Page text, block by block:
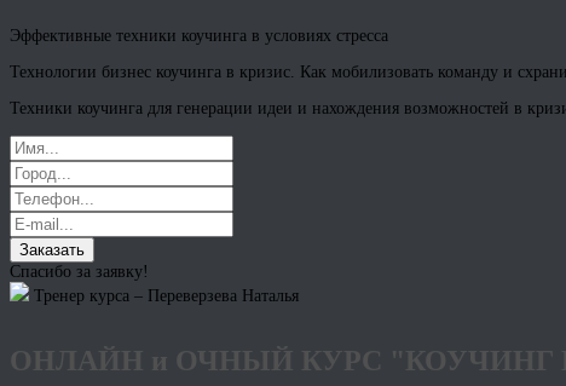
Эффективные техники коучинга в условиях стресса
Технологии бизнес коучинга в кризис. Как мобилизовать команду и
Техники коучинга для генерации идеи и нахождения возможностей в
Заказать
Спасибо за заявку!
Тренер курса – Переверзева Наталья
ОНЛАЙН и ОЧНЫЙ КУРС "КОУЧИНГ